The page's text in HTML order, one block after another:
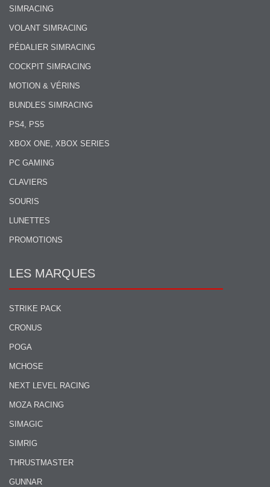
SIMRACING
VOLANT SIMRACING
PÉDALIER SIMRACING
COCKPIT SIMRACING
MOTION & VÉRINS
BUNDLES SIMRACING
PS4, PS5
XBOX ONE, XBOX SERIES
PC GAMING
CLAVIERS
SOURIS
LUNETTES
PROMOTIONS
LES MARQUES
STRIKE PACK
CRONUS
POGA
MCHOSE
NEXT LEVEL RACING
MOZA RACING
SIMAGIC
SIMRIG
THRUSTMASTER
GUNNAR